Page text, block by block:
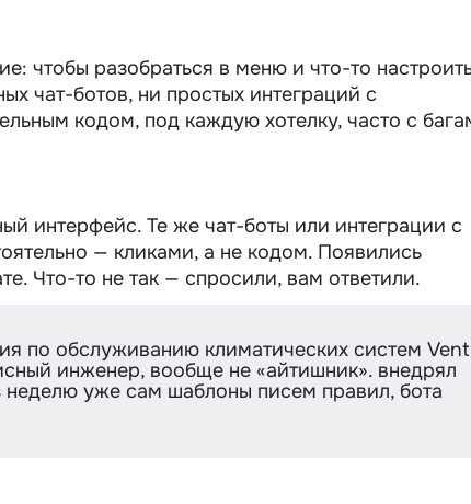
чтобы разобраться в меню и что-то
чат-ботов, ни простых интеграций с
кодом, под каждую хотелку, часто с
интерфейс. Те же чат-боты или интеграции с
— кликами, а не кодом. Появились
Что-то не так — спросили, вам ответили.
по обслуживанию климатических систем Vent
инженер, вообще не «айтишник». внедрял
неделю уже сам шаблоны писем правил, бота